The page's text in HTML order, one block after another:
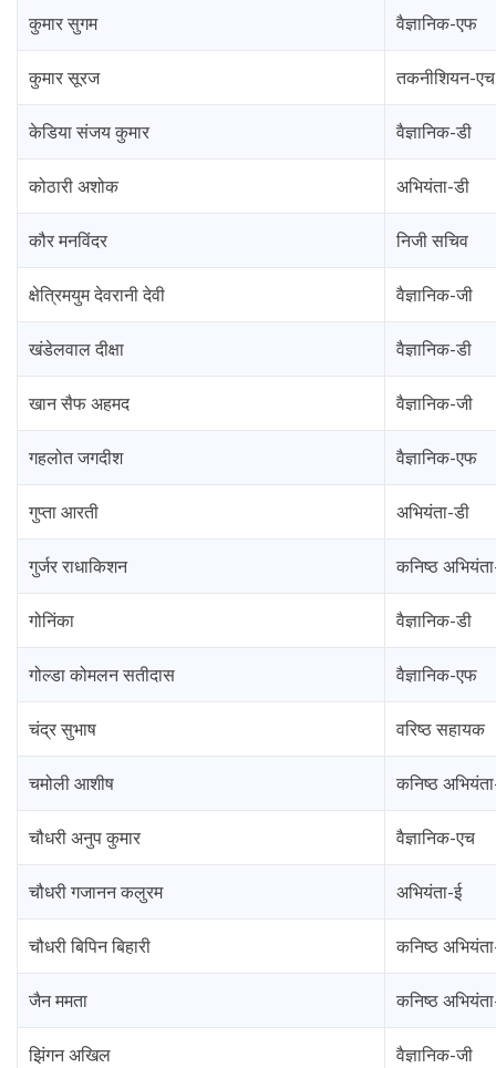
कुमार सुगम वैज्ञानिक-एफ
कुमार सूरज तकनीशियन-एच
केडिया संजय कुमार वैज्ञानिक-डी
कोठारी अशोक अभियंता-डी
कौर मनविंदर निजी सचिव
क्षेत्रिमयुम देवरानी देवी वैज्ञानिक-जी
खंडेलवाल दीक्षा वैज्ञानिक-डी
खान सैफ अहमद वैज्ञानिक-जी
गहलोत जगदीश वैज्ञानिक-एफ
गुप्ता आरती अभियंता-डी
गुर्जर राधाकिशन कनिष्ठ
गोनिंका वैज्ञानिक-डी
गोल्डा कोमलन सतीदास वैज्ञानिक-एफ
चंद्र सुभाष वरिष्ठ सहायक
चमोली आशीष कनिष्ठ
चौधरी अनुप कुमार वैज्ञानिक-एच
चौधरी गजानन कलुरम अभियंता-ई
चौधरी बिपिन बिहारी कनिष्ठ
जैन ममता कनिष्ठ
झिंगन अखिल वैज्ञानिक-जी